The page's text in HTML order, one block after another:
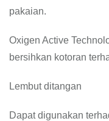
pakaian.
Oxigen Active
bersihkan kotoran
Lembut ditangan
Dapat digunakan